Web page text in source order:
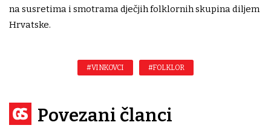
na susretima i smotrama dječjih folklornih skupina diljem
Hrvatske.
#VINKOVCI #FOLKLOR
Povezani članci